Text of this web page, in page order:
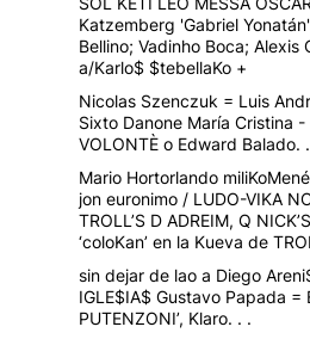
Katzemberg 'Gabriel
Bellino; Vadinho Boca; Alexis
a/Karlo$ $tebellaKo +
Nicolas Szenczuk = Luis
Sixto Danone María Cristina
VOLONTÈ o Edward Balado.
Mario Hortorlando
jon euronimo / LUDO-VIKA
TROLL’S D ADREIM, Q
‘coloKan’ en la Kueva de
sin dejar de lao a Diego
IGLE$IA$ Gustavo Papada =
PUTENZONI’, Klaro. . .